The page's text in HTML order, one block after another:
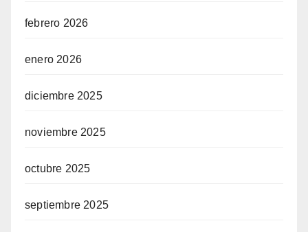
febrero 2026
enero 2026
diciembre 2025
noviembre 2025
octubre 2025
septiembre 2025